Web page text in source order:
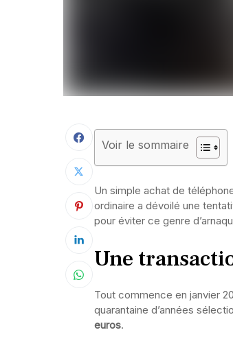
Voir le sommaire
Un simple achat de
ordinaire a dévoilé une
pour éviter ce genre
Une
Tout commence en janvier
quarantaine d’années
euros.